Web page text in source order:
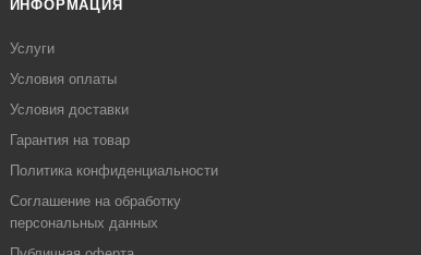
ИНФОРМАЦИЯ
Услуги
Условия оплаты
Условия доставки
Гарантия на товар
Политика конфиденциальности
Соглашение на обработку
персональных данных